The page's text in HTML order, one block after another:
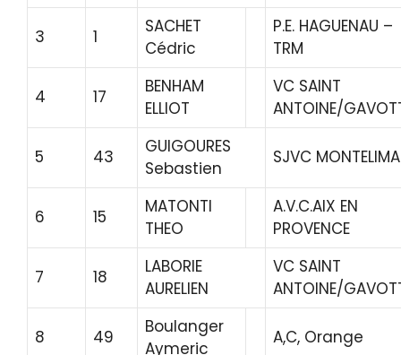
3 1
SACHET
Cédric
P.E. HAGUENAU –
TRM
4 17
BENHAM
ELLIOT
VC SAINT
ANTOINE/
5 43
GUIGOURES
Sebastien
SJVC
6 15
MATONTI
THEO
A.V.C.AIX EN
PROVENCE
7 18
LABORIE
AURELIEN
VC SAINT
ANTOINE/
8 49
Boulanger
Aymeric
A,C, Orange